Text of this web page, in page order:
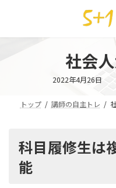
ン
ー
社会
2022年4月26日
トップ 講師の自主トレ
科目履修生は
能